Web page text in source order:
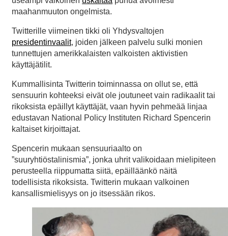
maahanmuuton ongelmista.
Twitterille viimeinen tikki oli Yhdysvaltojen
presidentinvaalit, joiden jälkeen palvelu sulki monien
tunnettujen amerikkalaisten valkoisten aktivistien
käyttäjätilit.
Kummallisinta Twitterin toiminnassa on ollut se, että
sensuurin kohteeksi eivät ole joutuneet vain radikaalit tai
rikoksista epäillyt käyttäjät, vaan hyvin pehmeää linjaa
edustavan National Policy Instituten Richard Spencerin
kaltaiset kirjoittajat.
Spencerin mukaan sensuuriaalto on
”suuryhtiöstalinismia”, jonka uhrit valikoidaan mielipiteen
perusteella riippumatta siitä, epäilläänkö näitä
todellisista rikoksista. Twitterin mukaan valkoinen
kansallismielisyys on jo itsessään rikos.